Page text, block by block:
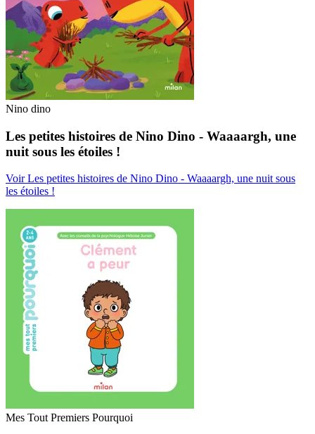
Nino dino
Les petites histoires de Nino Dino - Waaaargh, une
nuit sous les étoiles !
Voir Les petites histoires de Nino Dino - Waaaargh, une nuit sous
les étoiles !
Mes Tout Premiers Pourquoi